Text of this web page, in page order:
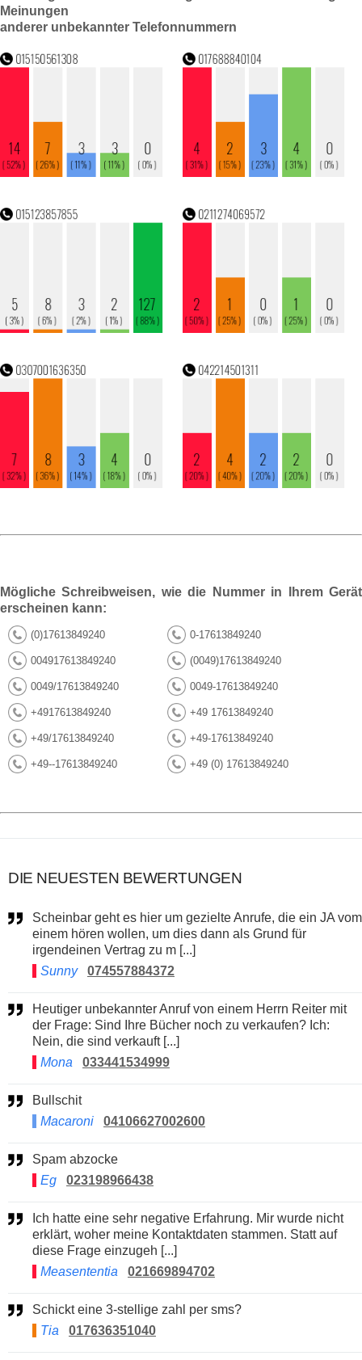
Meinungen
anderer unbekannter Telefonnummern
Mögliche Schreibweisen, wie die Nummer in Ihrem Gerät
erscheinen kann:
(0)17613849240 0-17613849240
004917613849240 (0049)17613849240
0049/17613849240 0049-17613849240
+4917613849240 +49 17613849240
+49/17613849240 +49-17613849240
+49--17613849240 +49 (0) 17613849240
DIE NEUESTEN BEWERTUNGEN
Scheinbar geht es hier um gezielte Anrufe, die ein JA vom
einem hören wollen, um dies dann als Grund für
irgendeinen Vertrag zu m [...]
Sunny
074557884372
Heutiger unbekannter Anruf von einem Herrn Reiter mit
der Frage: Sind Ihre Bücher noch zu verkaufen? Ich:
Nein, die sind verkauft [...]
Mona
033441534999
Bullschit
Macaroni
04106627002600
Spam abzocke
Eg
023198966438
erklärt, woher meine Kontaktdaten stammen. Statt auf
diese Frage einzugeh [...]
Measententia
021669894702
Schickt eine 3-stellige zahl per sms?
Tia
017636351040